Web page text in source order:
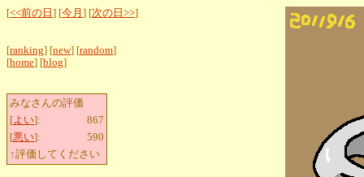
[<<前の日 ] [今月 ] [次の日>>]
[ranking] [new] [random]
[home] [blog]
みなさんの評価
[よい]:
867
[悪い]:
590
↑評価してください